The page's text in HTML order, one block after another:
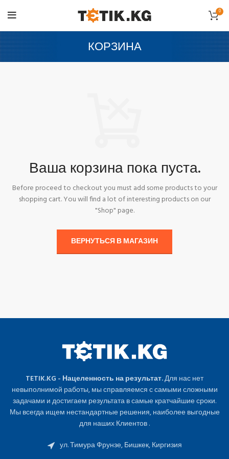
0
КОРЗИНА
Ваша корзина пока пуста.
Before proceed to checkout you must add some products to your
shopping cart.You will find a lot of interesting products on our
"Shop" page.
ВЕРНУТЬСЯ В МАГАЗИН
TETIK.KG - Нацеленность на результат.Для нас нет
невыполнимой работы, мы справляемся с самыми сложными
задачами и достигаем результата в самые кратчайшие сроки.
Мы всегда ищем нестандартные решения, наиболее выгодные
для наших Клиентов .
ул. Тимура Фрунзе, Бишкек, Киргизия